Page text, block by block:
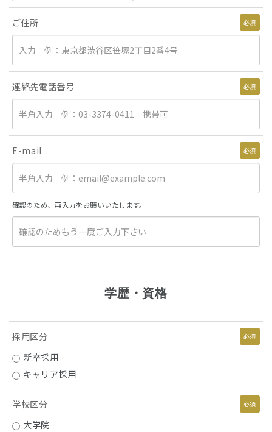
ご住所 必須
連絡先電話番号 必須
E-mail 必須
確認のため、再入力をお願いいたします。
学歴・資格
採用区分 必須
新卒採用
キャリア採用
学校区分 必須
大学院